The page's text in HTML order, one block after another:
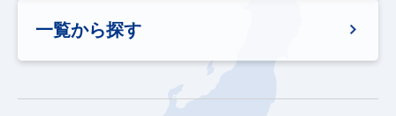
一覧から探す